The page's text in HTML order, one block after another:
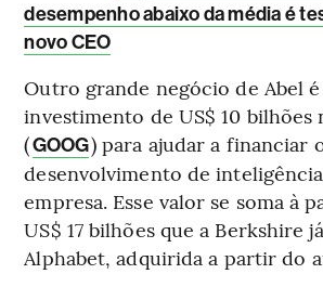
desempenho abaixo da média é
novo CEO
Outro grande negócio de Abel
investimento de US$ 10 bilhões
(GOOG) para ajudar a financiar
desenvolvimento de
empresa. Esse valor se soma à
US$ 17 bilhões que a Berkshire
Alphabet, adquirida a partir do